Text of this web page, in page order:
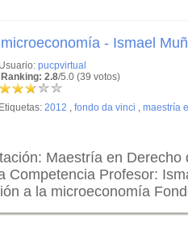
- Ismael
Usuario: pucpvirtual
Ranking: 2.8/5.0 (39 votos)
Etiquetas: 2012 , fondo da vinci , maestría
Maestría en Derecho
Competencia Profesor:
a la microeconomía